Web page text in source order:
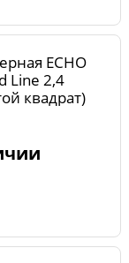
ECHO
Line 2,4
квадрат)